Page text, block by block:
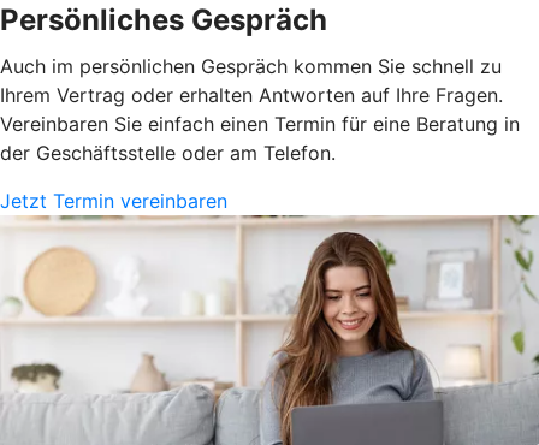
Persönliches Gespräch
Auch im persönlichen Gespräch kommen Sie schnell zu
Ihrem Vertrag oder erhalten Antworten auf Ihre Fragen.
Vereinbaren Sie einfach einen Termin für eine Beratung in
der Geschäftsstelle oder am Telefon.
Jetzt Termin vereinbaren